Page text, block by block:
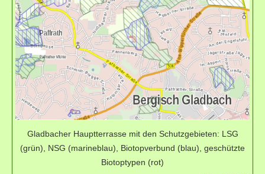
Gladbacher Hauptterrasse mit den Schutzgebieten: LSG
(grün), NSG (marineblau), Biotopverbund (blau), geschützte
Biotoptypen (rot)